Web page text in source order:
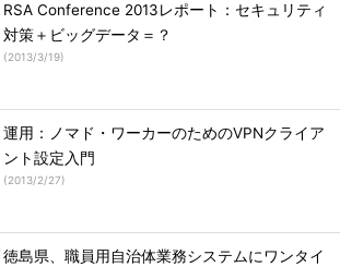
RSA Conference 2013レポート：セキュリティ
対策＋ビッグデータ＝？
(2013/3/19)
運用：ノマド・ワーカーのためのVPNクライア
ント設定入門
(2013/2/27)
徳島県、職員用自治体業務システムにワンタイ